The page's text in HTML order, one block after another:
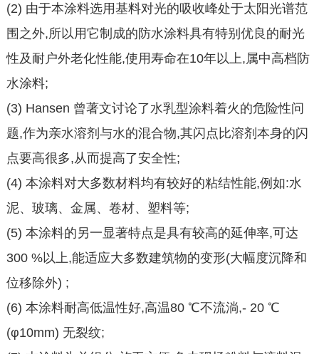
(2) 由于本涂料选用基料对光的吸收峰处于太阳光谱范
围之外,所以用它制成的防水涂料具有特别优良的耐光
性及耐户外老化性能,使用寿命在10年以上,属中高档防
水涂料;
(3) Hansen 曾著文讨论了水乳型涂料着火的危险性问
题,作为亲水溶剂与水的混合物,其闪点比溶剂本身的闪
点要高很多,从而提高了安全性;
(4) 本涂料对大多数材料均有较好的粘结性能,例如:水
泥、玻璃、金属、卷材、塑料等;
(5) 本涂料的另一显著特点是具有较高的延伸率,可达
300 %以上,能适应大多数建筑物的变形(大幅度沉降和
位移除外) ;
(6) 本涂料耐高低温性好,高温80 ℃不流淌,- 20 ℃
(φ10mm) 无裂纹;